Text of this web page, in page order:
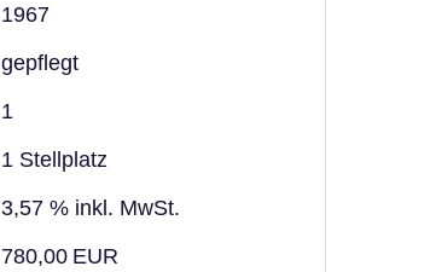
1967
gepflegt
1
1 Stellplatz
3,57 % inkl. MwSt.
780,00 EUR